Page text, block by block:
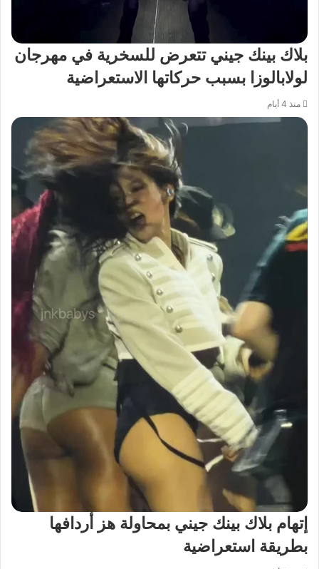
بلاك بينك جيني تتعرض للسخرية في مهرجان
لولابالوزا بسبب حركاتها الاستعراضية
منذ 4 أيام
إتهام بلاك بينك جيني بمحاولة هز أردافها
بطريقة استعراضية